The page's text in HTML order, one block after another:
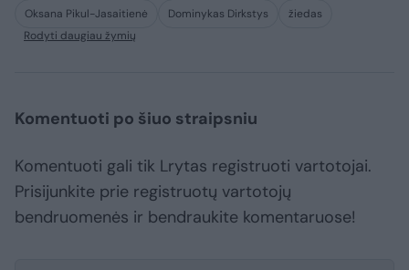
Oksana Pikul-Jasaitienė Dominykas Dirkstys
žiedas
Rodyti daugiau žymių
Komentuoti po šiuo straipsniu
Komentuoti gali tik Lrytas registruoti vartotojai.
Prisijunkite prie registruotų vartotojų
bendruomenės ir bendraukite komentaruose!